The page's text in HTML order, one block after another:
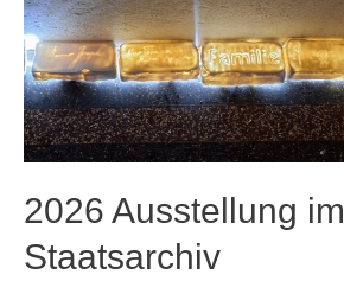
2026 Ausstellung im
Staatsarchiv